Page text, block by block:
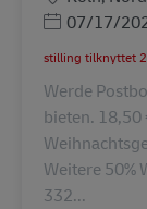
Posted Date
07/17/
Werde
bieten.
Weitere 50%
332...